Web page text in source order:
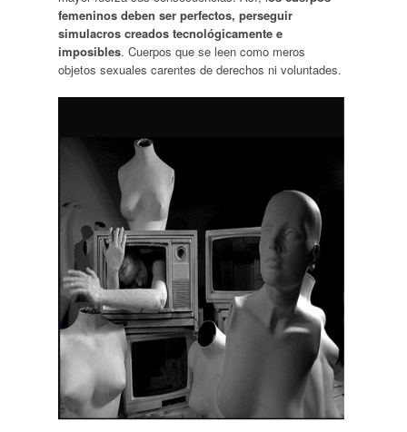
femeninos deben ser perfectos, perseguir
simulacros creados tecnológicamente e
imposibles. Cuerpos que se leen como meros
objetos sexuales carentes de derechos ni voluntades.